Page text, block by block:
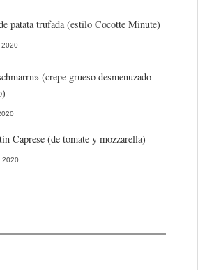
patata trufada (estilo Cocotte Minute)
2020
(crepe grueso desmenuzado
Caprese (de tomate y mozzarella)
2020